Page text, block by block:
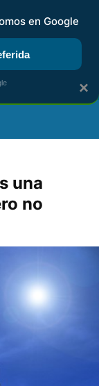
RENTA
una
no
×
en Google